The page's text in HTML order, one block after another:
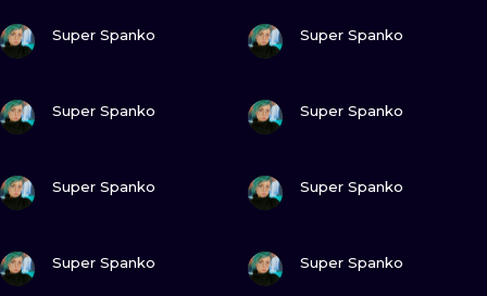
Super Spanko Super Spanko
Super Spanko Super Spanko
Super Spanko Super Spanko
Super Spanko Super Spanko